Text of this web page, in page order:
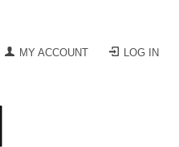
MY ACCOUNT LOG IN